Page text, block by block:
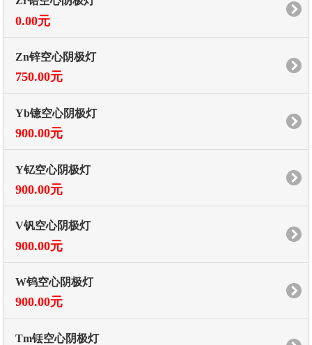
0.00元
Zn锌空心阴极灯
750.00元
Yb镱空心阴极灯
900.00元
Y钇空心阴极灯
900.00元
V钒空心阴极灯
900.00元
W钨空心阴极灯
900.00元
Tm铥空心阴极灯